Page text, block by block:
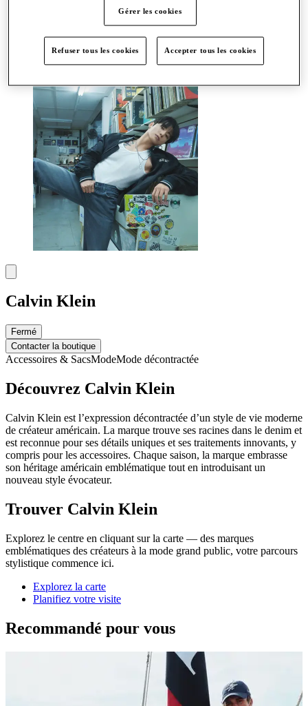
Plus
Calvin Klein
Fermé
Contacter la boutique
Accessoires & SacsModeMode décontractée
Découvrez Calvin Klein
Calvin Klein est l’expression décontractée d’un style de vie moderne
de créateur américain. La marque trouve ses racines dans le denim et
est reconnue pour ses détails uniques et ses traitements innovants, y
compris pour les accessoires. Chaque saison, la marque embrasse
son héritage américain emblématique tout en introduisant un
nouveau style évocateur.
Trouver Calvin Klein
Explorez le centre en cliquant sur la carte — des marques
emblématiques des créateurs à la mode grand public, votre parcours
stylistique commence ici.
Explorez la carte
Planifiez votre visite
Recommandé pour vous
Gérer les cookies
Refuser tous les cookies Accepter tous les cookies